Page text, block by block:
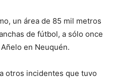
un área de 85 mil metros
de fútbol, a sólo once
en Neuquén.
otros incidentes que tuvo